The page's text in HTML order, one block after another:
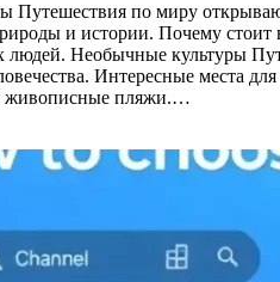
Путешествия по миру
и истории. Почему
людей. Необычные культуры
Интересные места
живописные пляжи.…